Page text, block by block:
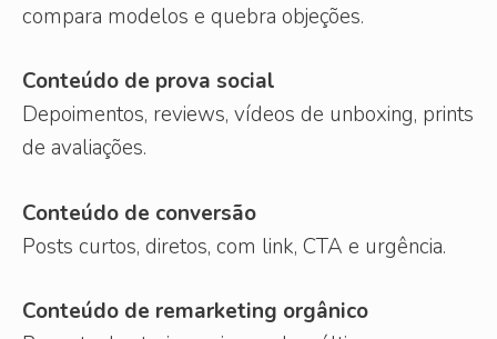
compara modelos e quebra objeções.
Conteúdo de prova social
Depoimentos, reviews, vídeos de unboxing, prints
de avaliações.
Conteúdo de conversão
Posts curtos, diretos, com link, CTA e urgência.
Conteúdo de remarketing orgânico